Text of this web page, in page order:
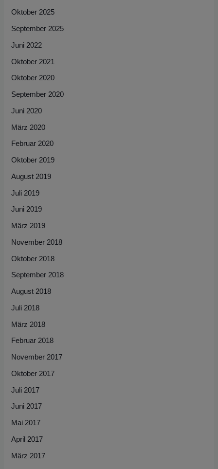
a
c
h
:
Oktober 2025
September 2025
Juni 2022
Oktober 2021
Oktober 2020
September 2020
Juni 2020
März 2020
Februar 2020
Oktober 2019
August 2019
Juli 2019
Juni 2019
März 2019
November 2018
Oktober 2018
September 2018
August 2018
Juli 2018
März 2018
Februar 2018
November 2017
Oktober 2017
Juli 2017
Juni 2017
Mai 2017
April 2017
März 2017